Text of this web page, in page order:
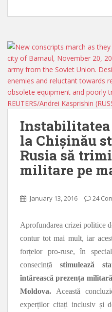
la Chișinău
Rusia să
militare pe
January 13, 2016 24
Aprofundarea crizei politice
contur tot mai mult, iar
forțelor pro-ruse, în
consecință stimulează
întărească prezența
Moldova. Această
experților citați inclusiv și